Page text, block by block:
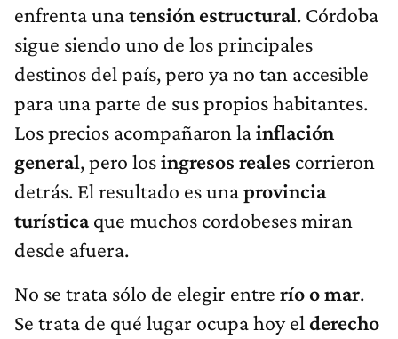
enfrenta unatensión estructural. Córdoba
sigue siendo uno de los principales
destinos del país, pero ya no tan accesible
para una parte de sus propios habitantes.
Los precios acompañaron lainflación
general, pero losingresos reales corrieron
detrás. El resultado es unaprovincia
turísticaque muchos cordobeses miran
desde afuera.
No se trata sólo de elegir entre río o mar.
Se trata de qué lugar ocupa hoy el derecho